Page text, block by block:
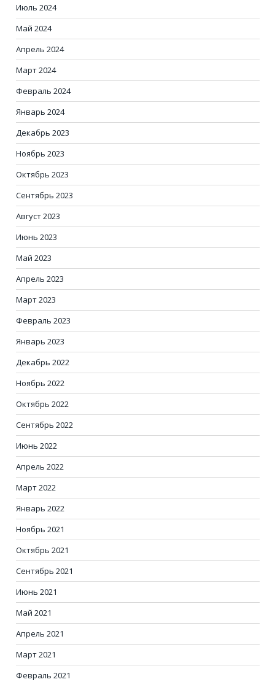
Июль 2024
Май 2024
Апрель 2024
Март 2024
Февраль 2024
Январь 2024
Декабрь 2023
Ноябрь 2023
Октябрь 2023
Сентябрь 2023
Август 2023
Июнь 2023
Май 2023
Апрель 2023
Март 2023
Февраль 2023
Январь 2023
Декабрь 2022
Ноябрь 2022
Октябрь 2022
Сентябрь 2022
Июнь 2022
Апрель 2022
Март 2022
Январь 2022
Ноябрь 2021
Октябрь 2021
Сентябрь 2021
Июнь 2021
Май 2021
Апрель 2021
Март 2021
Февраль 2021